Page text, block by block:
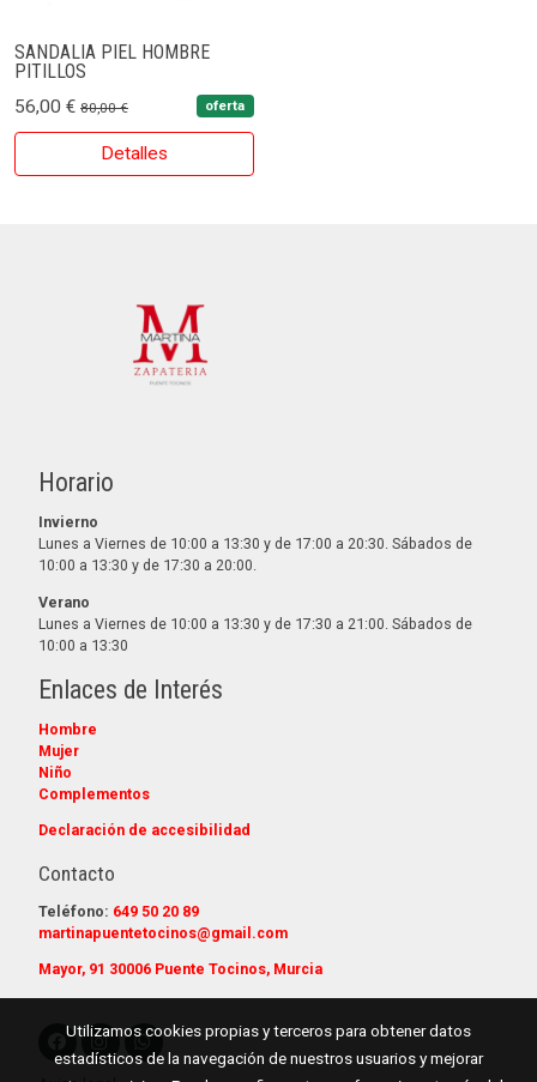
SANDALIA PIEL HOMBRE
PITILLOS
56,00 € 80,00 € oferta
Detalles
Horario
Invierno
Lunes a Viernes de 10:00 a 13:30 y de 17:00 a 20:30. Sábados de
10:00 a 13:30 y de 17:30 a 20:00.
Verano
Lunes a Viernes de 10:00 a 13:30 y de 17:30 a 21:00. Sábados de
10:00 a 13:30
Enlaces de Interés
Hombre
Mujer
Niño
Complementos
Declaración de accesibilidad
Contacto
Teléfono: 649 50 20 89
martinapuentetocinos@gmail.com
Mayor, 91 30006 Puente Tocinos, Murcia
Utilizamos cookies propias y terceros para obtener datos
estadísticos de la navegación de nuestros usuarios y mejorar